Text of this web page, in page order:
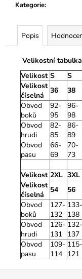
Kategorie:
Popis
Velikostní tabulka
Velikost S S
Velikost
číselná
36 38
Obvod
boků
92-
95
96-
98
Obvod
hrudi
82-
85
86-
89
Obvod
pasu
66-
69
70-
73
Velikost 2XL 3XL
Velikost
číselná
54 56
Obvod
boků
127-
132
133-
138
Obvod
hrudi
126-
131
132-
137
Obvod
pasu
109-
114
115-
121